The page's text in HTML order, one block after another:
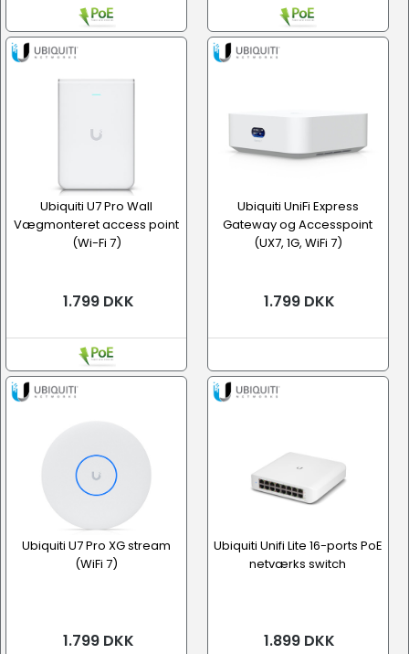
Ubiquiti U7 Pro Wall
Vægmonteret access point
(Wi-Fi 7)
1.799 DKK
Ubiquiti UniFi Express
Gateway og Accesspoint
(UX7, 1G, WiFi 7)
1.799 DKK
Ubiquiti U7 Pro XG stream
(WiFi 7)
1.799 DKK
Ubiquiti Unifi Lite 16-ports PoE
netværks switch
1.899 DKK